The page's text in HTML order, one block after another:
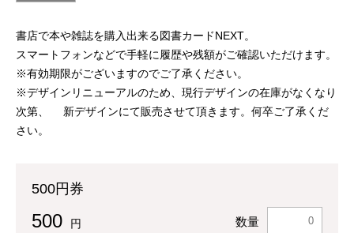
書店で本や雑誌を購入出来る図書カードNEXT。
スマートフォンなどで手軽に履歴や残額がご確認いただけます。
※有効期限がございますのでご了承ください。
※デザインリニューアルのため、現行デザインの在庫がなくなり
次第、 新デザインにて販売させて頂きます。何卒ご了承くだ
さい。
500円券
500 円 数量